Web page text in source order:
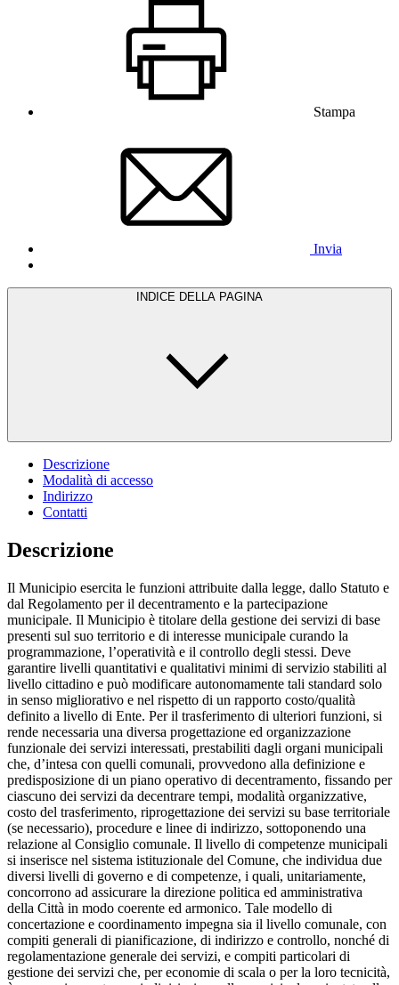
Stampa
Invia
INDICE DELLA PAGINA
Descrizione
Modalità di accesso
Indirizzo
Contatti
Descrizione
Il Municipio esercita le funzioni attribuite dalla legge, dallo Statuto e
dal Regolamento per il decentramento e la partecipazione
municipale. Il Municipio è titolare della gestione dei servizi di base
presenti sul suo territorio e di interesse municipale curando la
programmazione, l’operatività e il controllo degli stessi. Deve
garantire livelli quantitativi e qualitativi minimi di servizio stabiliti al
livello cittadino e può modificare autonomamente tali standard solo
in senso migliorativo e nel rispetto di un rapporto costo/qualità
definito a livello di Ente. Per il trasferimento di ulteriori funzioni, si
rende necessaria una diversa progettazione ed organizzazione
funzionale dei servizi interessati, prestabiliti dagli organi municipali
che, d’intesa con quelli comunali, provvedono alla definizione e
predisposizione di un piano operativo di decentramento, fissando per
ciascuno dei servizi da decentrare tempi, modalità organizzative,
costo del trasferimento, riprogettazione dei servizi su base territoriale
(se necessario), procedure e linee di indirizzo, sottoponendo una
relazione al Consiglio comunale. Il livello di competenze municipali
si inserisce nel sistema istituzionale del Comune, che individua due
diversi livelli di governo e di competenze, i quali, unitariamente,
concorrono ad assicurare la direzione politica ed amministrativa
della Città in modo coerente ed armonico. Tale modello di
concertazione e coordinamento impegna sia il livello comunale, con
compiti generali di pianificazione, di indirizzo e controllo, nonché di
regolamentazione generale dei servizi, e compiti particolari di
gestione dei servizi che, per economie di scala o per la loro tecnicità,